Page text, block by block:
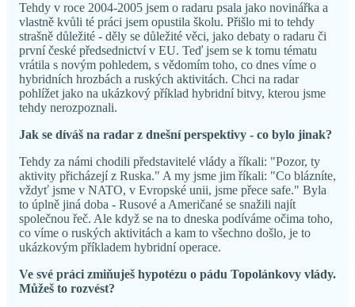
Tehdy v roce 2004-2005 jsem o radaru psala jako novinářka a
vlastně kvůli té práci jsem opustila školu. Přišlo mi to tehdy
strašně důležité - děly se důležité věci, jako debaty o radaru či
první české předsednictví v EU. Teď jsem se k tomu tématu
vrátila s novým pohledem, s vědomím toho, co dnes víme o
hybridních hrozbách a ruských aktivitách. Chci na radar
pohlížet jako na ukázkový příklad hybridní bitvy, kterou jsme
tehdy nerozpoznali.
Jak se díváš na radar z dnešní perspektivy - co bylo jinak?
Tehdy za námi chodili představitelé vlády a říkali: "Pozor, ty
aktivity přicházejí z Ruska." A my jsme jim říkali: "Co blázníte,
vždyť jsme v NATO, v Evropské unii, jsme přece safe." Byla
to úplně jiná doba - Rusové a Američané se snažili najít
společnou řeč. Ale když se na to dneska podíváme očima toho,
co víme o ruských aktivitách a kam to všechno došlo, je to
ukázkovým příkladem hybridní operace.
Ve své práci zmiňuješ hypotézu o pádu Topolánkovy vlády.
Můžeš to rozvést?